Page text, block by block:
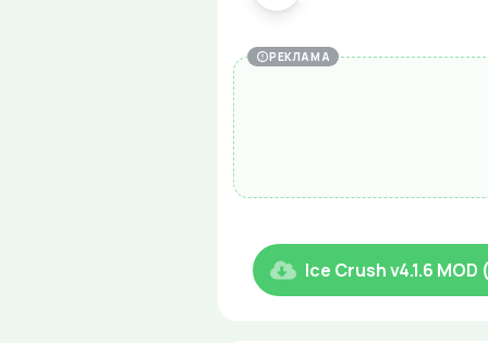
РЕКЛАМА
Ice Crush v4.1.6